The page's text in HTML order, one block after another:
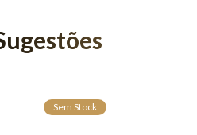
Sem Stock